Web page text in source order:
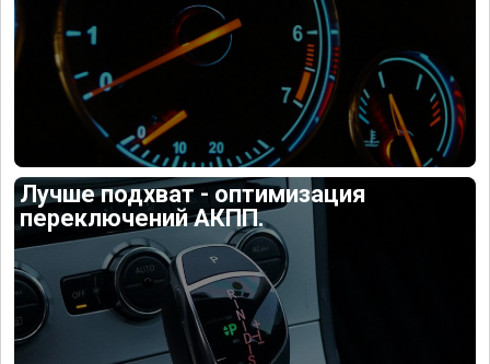
Лучше подхват - оптимизация
переключений АКПП.